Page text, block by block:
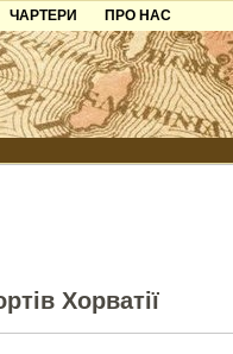
ЧАРТЕРИ
ПРО НАС
Контакти
Партнерам
Додати готель
Хорватії